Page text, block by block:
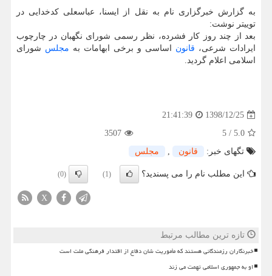
به گزارش خبرگزاری نام به نقل از ایسنا، عباسعلی كدخدایی در
توییتر نوشت:
بعد از چند روز كار فشرده، نظر رسمی شورای نگهبان در چارچوب
ایرادات شرعی، قانون اساسی و برخی ابهامات به مجلس شورای
اسلامی اعلام گردید.
1398/12/25
21:41:39
5.0
/
5
3507
تگهای خبر:
قانون , مجلس
این مطلب نام را می پسندید؟ (1)
(0)
X
تازه ترین مطالب مرتبط
خبرنگاران رزمندگانی هستند که مأموریت شان دفاع از اقتدار فرهنگی ملت است
او به جمهوری اسلامی تهمت می زند